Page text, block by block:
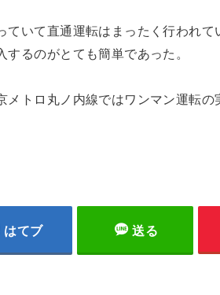
いて直通運転はまったく行われて
るのがとても簡単であった。
トロ丸ノ内線ではワンマン運転の
はてブ 送る